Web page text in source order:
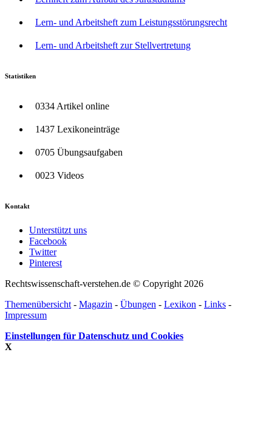
Lern- und Arbeitsheft zum Leistungsstörungsrecht
Lern- und Arbeitsheft zur Stellvertretung
Statistiken
0334 Artikel online
1437 Lexikoneinträge
0705 Übungsaufgaben
0023 Videos
Kontakt
Unterstützt uns
Facebook
Twitter
Pinterest
Rechtswissenschaft-verstehen.de © Copyright 2026
Themenübersicht - Magazin - Übungen - Lexikon - Links -
Impressum
Einstellungen für Datenschutz und Cookies
X